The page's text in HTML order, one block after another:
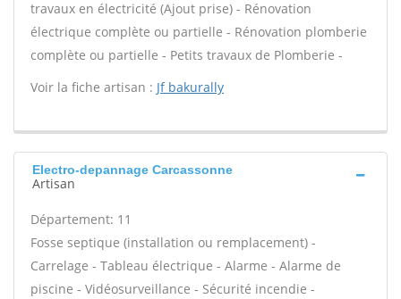
travaux en électricité (Ajout prise) - Rénovation
électrique complète ou partielle - Rénovation plomberie
complète ou partielle - Petits travaux de Plomberie -
Voir la fiche artisan : Jf bakurally
Electro-depannage Carcassonne
Artisan
Département: 11
Fosse septique (installation ou remplacement) -
Carrelage - Tableau électrique - Alarme - Alarme de
piscine - Vidéosurveillance - Sécurité incendie -